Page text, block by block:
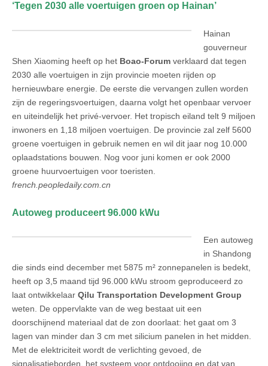
‘Tegen 2030 alle voertuigen groen op Hainan’
Hainan
gouverneur
Shen Xiaoming heeft op het Boao-Forum verklaard dat tegen
2030 alle voertuigen in zijn provincie moeten rijden op
hernieuwbare energie. De eerste die vervangen zullen worden
zijn de regeringsvoertuigen, daarna volgt het openbaar vervoer
en uiteindelijk het privé-vervoer. Het tropisch eiland telt 9 miljoen
inwoners en 1,18 miljoen voertuigen. De provincie zal zelf 5600
groene voertuigen in gebruik nemen en wil dit jaar nog 10.000
oplaadstations bouwen. Nog voor juni komen er ook 2000
groene huurvoertuigen voor toeristen.
french.peopledaily.com.cn
Autoweg produceert 96.000 kWu
Een autoweg
in Shandong
die sinds eind december met 5875 m² zonnepanelen is bedekt,
heeft op 3,5 maand tijd 96.000 kWu stroom geproduceerd zo
laat ontwikkelaar Qilu Transportation Development Group
weten. De oppervlakte van de weg bestaat uit een
doorschijnend materiaal dat de zon doorlaat: het gaat om 3
lagen van minder dan 3 cm met silicium panelen in het midden.
Met de elektriciteit wordt de verlichting gevoed, de
signalisatieborden, het systeem voor ontdooiing en dat van